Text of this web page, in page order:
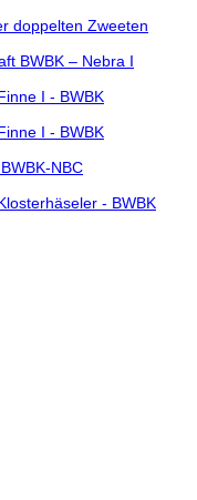
doppelten Zweeten
BWBK – Nebra I
I - BWBK
I - BWBK
NBC
- BWBK